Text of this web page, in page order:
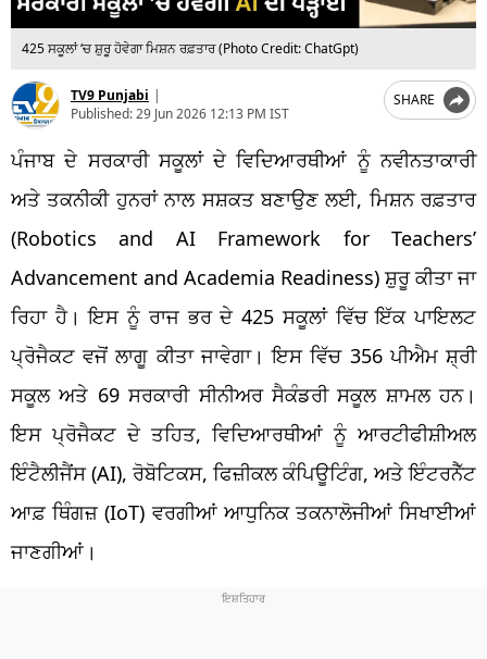
425 ਸਕੂਲਾਂ ‘ਚ ਸ਼ੁਰੂ ਹੋਵੇਗਾ ਮਿਸ਼ਨ ਰਫ਼ਤਾਰ (Photo Credit: ChatGpt)
TV9 Punjabi |
Published:29 Jun 2026 12:13 PM IST
SHARE
ਪੰਜਾਬ ਦੇ ਸਰਕਾਰੀ ਸਕੂਲਾਂ ਦੇ ਵਿਦਿਆਰਥੀਆਂ ਨੂੰ ਨਵੀਨਤਾਕਾਰੀ
ਅਤੇ ਤਕਨੀਕੀ ਹੁਨਰਾਂ ਨਾਲ ਸਸ਼ਕਤ ਬਣਾਉਣ ਲਈ, ਮਿਸ਼ਨ ਰਫ਼ਤਾਰ
(Robotics and AI Framework for Teachers’
Advancement and Academia Readiness) ਸ਼ੁਰੂ ਕੀਤਾ ਜਾ
ਰਿਹਾ ਹੈ। ਇਸ ਨੂੰ ਰਾਜ ਭਰ ਦੇ 425 ਸਕੂਲਾਂ ਵਿੱਚ ਇੱਕ ਪਾਇਲਟ
ਪ੍ਰੋਜੈਕਟ ਵਜੋਂ ਲਾਗੂ ਕੀਤਾ ਜਾਵੇਗਾ। ਇਸ ਵਿੱਚ 356 ਪੀਐਮ ਸ਼੍ਰੀ
ਸਕੂਲ ਅਤੇ 69 ਸਰਕਾਰੀ ਸੀਨੀਅਰ ਸੈਕੰਡਰੀ ਸਕੂਲ ਸ਼ਾਮਲ ਹਨ।
ਇਸ ਪ੍ਰੋਜੈਕਟ ਦੇ ਤਹਿਤ, ਵਿਦਿਆਰਥੀਆਂ ਨੂੰ ਆਰਟੀਫੀਸ਼ੀਅਲ
ਇੰਟੈਲੀਜੈਂਸ (AI), ਰੋਬੋਟਿਕਸ, ਫਿਜ਼ੀਕਲ ਕੰਪਿਊਟਿੰਗ, ਅਤੇ ਇੰਟਰਨੈੱਟ
ਆਫ਼ ਥਿੰਗਜ਼ (IoT) ਵਰਗੀਆਂ ਆਧੁਨਿਕ ਤਕਨਾਲੋਜੀਆਂ ਸਿਖਾਈਆਂ
ਜਾਣਗੀਆਂ।